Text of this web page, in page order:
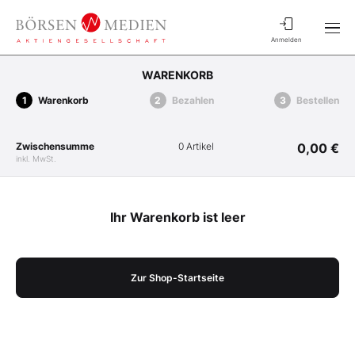
Anmelden
WARENKORB
Warenkorb Bezahlen Bestellen
Zwischensumme
inkl. MwSt.
0 Artikel 0,00 €
Ihr Warenkorb ist leer
Zur Shop-Startseite